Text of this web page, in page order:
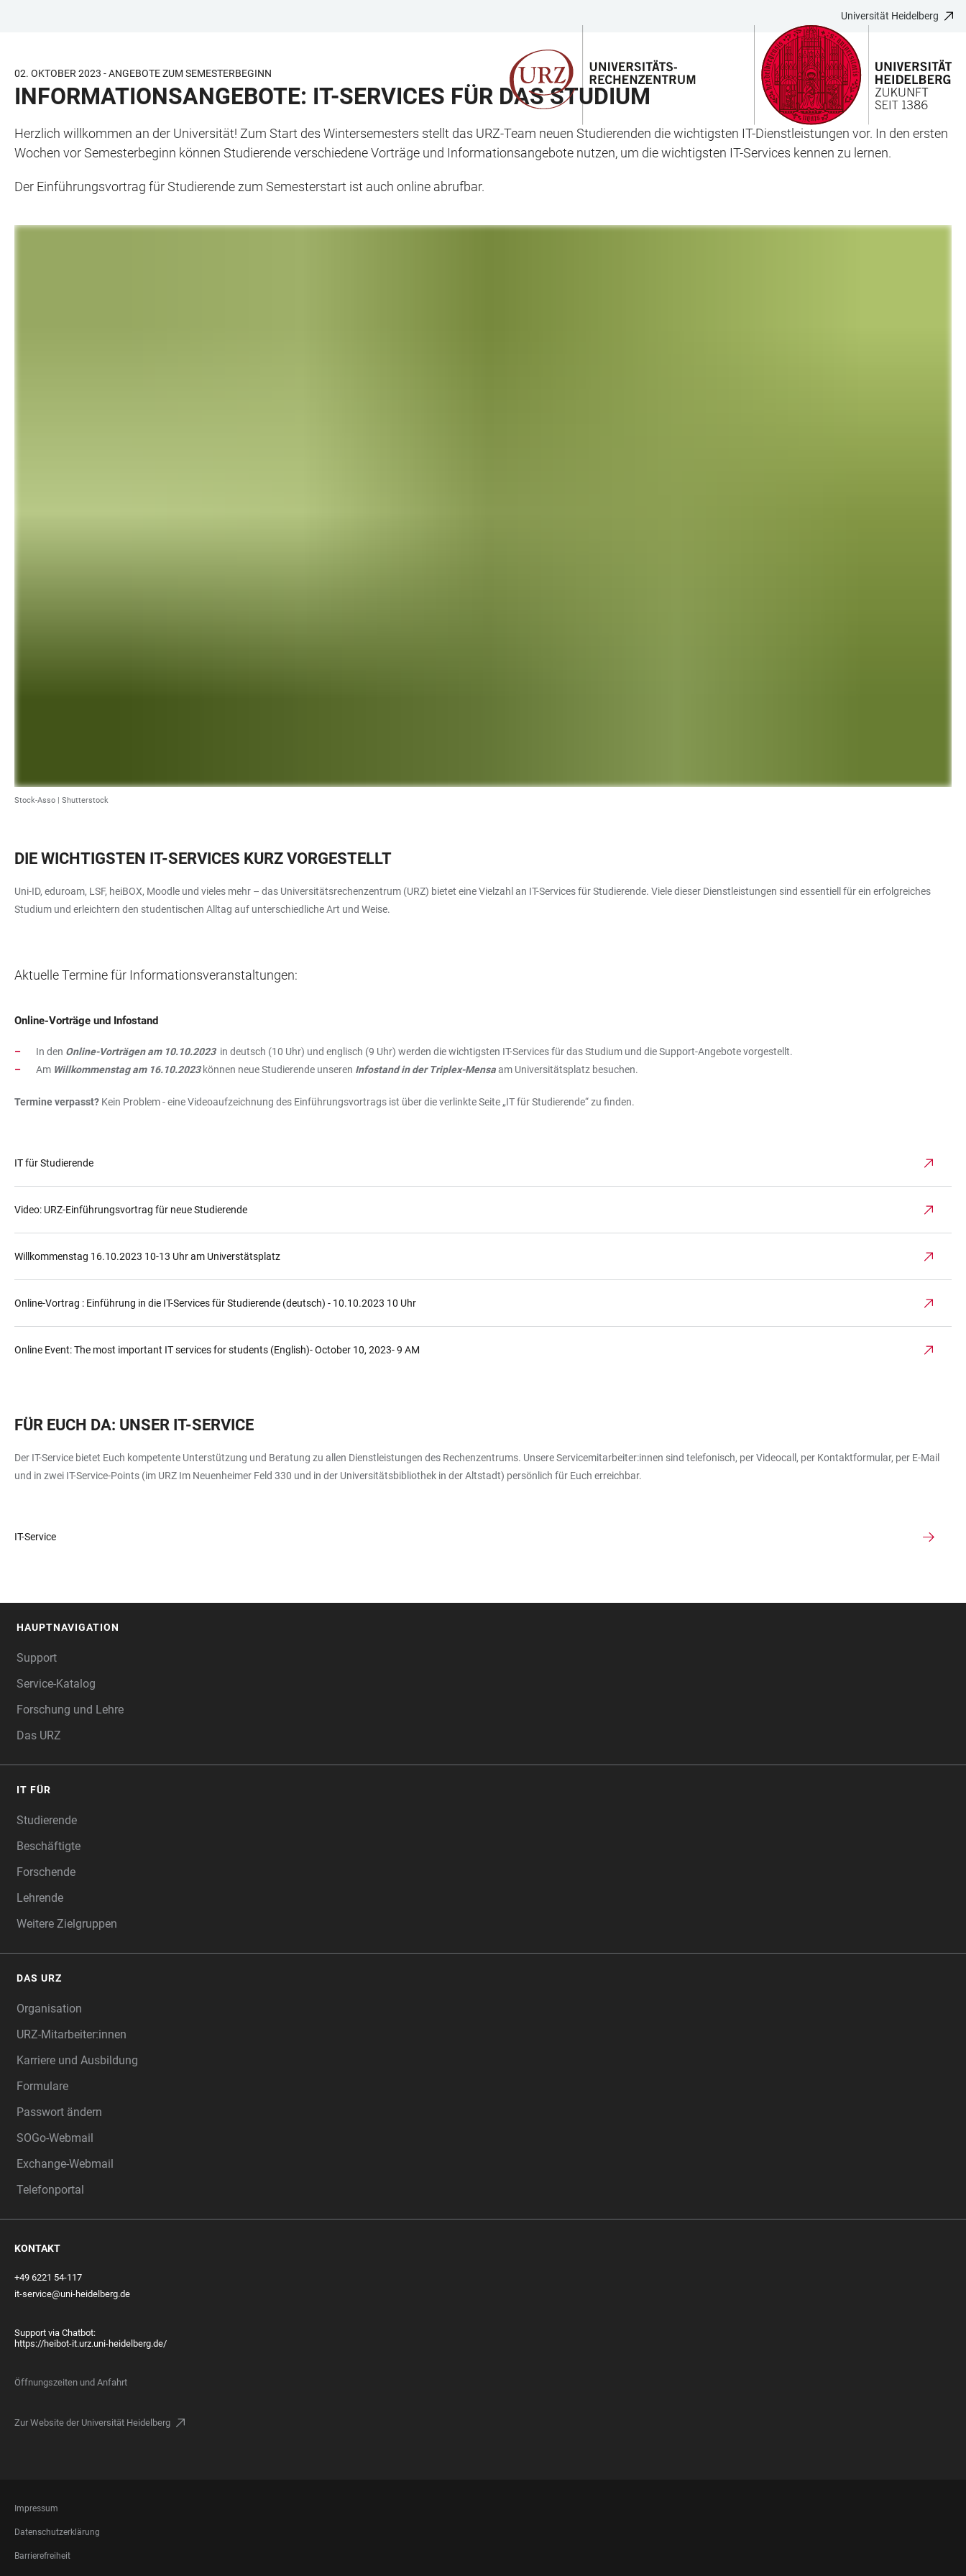
BARRIEREFREIHEIT
Universität Heidelberg
02. OKTOBER 2023 - ANGEBOTE ZUM SEMESTERBEGINN
INFORMATIONSANGEBOTE: IT-SERVICES FÜR DAS STUDIUM
Herzlich willkommen an der Universität! Zum Start des Wintersemesters stellt das URZ-Team neuen Studierenden die wichtigsten IT-Dienstleistungen vor. In den ersten
Wochen vor Semesterbeginn können Studierende verschiedene Vorträge und Informationsangebote nutzen, um die wichtigsten IT-Services kennen zu lernen.
Der Einführungsvortrag für Studierende zum Semesterstart ist auch online abrufbar.
Stock-Asso | Shutterstock
DIE WICHTIGSTEN IT-SERVICES KURZ VORGESTELLT
Uni-ID, eduroam, LSF, heiBOX, Moodle und vieles mehr – das Universitätsrechenzentrum (URZ) bietet eine Vielzahl an IT-Services für Studierende. Viele dieser Dienstleistungen sind essentiell für ein erfolgreiches
Studium und erleichtern den studentischen Alltag auf unterschiedliche Art und Weise.
Aktuelle Termine für Informationsveranstaltungen:
Online-Vorträge und Infostand
In den Online-Vorträgen am 10.10.2023 in deutsch (10 Uhr) und englisch (9 Uhr) werden die wichtigsten IT-Services für das Studium und die Support-Angebote vorgestellt.
Am Willkommenstag am 16.10.2023 können neue Studierende unseren Infostand in der Triplex-Mensaam Universitätsplatz besuchen.
Termine verpasst? Kein Problem - eine Videoaufzeichnung des Einführungsvortrags ist über die verlinkte Seite „IT für Studierende“ zu finden.
IT für Studierende
Video: URZ-Einführungsvortrag für neue Studierende
Willkommenstag 16.10.2023 10-13 Uhr am Universtätsplatz
Online-Vortrag : Einführung in die IT-Services für Studierende (deutsch) - 10.10.2023 10 Uhr
Online Event: The most important IT services for students (English)- October 10, 2023- 9 AM
FÜR EUCH DA: UNSER IT-SERVICE
Der IT-Service bietet Euch kompetente Unterstützung und Beratung zu allen Dienstleistungen des Rechenzentrums. Unsere Servicemitarbeiter:innen sind telefonisch, per Videocall, per Kontaktformular, per E-Mail
und in zwei IT-Service-Points (im URZ Im Neuenheimer Feld 330 und in der Universitätsbibliothek in der Altstadt) persönlich für Euch erreichbar.
IT-Service
HAUPTNAVIGATION
Support
Service-Katalog
Forschung und Lehre
Das URZ
IT FÜR
Studierende
Beschäftigte
Forschende
Lehrende
Weitere Zielgruppen
DAS URZ
Organisation
URZ-Mitarbeiter:innen
Karriere und Ausbildung
Formulare
Passwort ändern
SOGo-Webmail
Exchange-Webmail
Telefonportal
KONTAKT
+49 6221 54-117
it-service@uni-heidelberg.de
Support via Chatbot:
https://heibot-it.urz.uni-heidelberg.de/
Öffnungszeiten und Anfahrt
Zur Website der Universität Heidelberg
FOOTER
LEGAL
Impressum
Datenschutzerklärung
Barrierefreiheit